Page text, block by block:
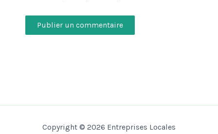
Copyright © 2026 Entreprises Locales